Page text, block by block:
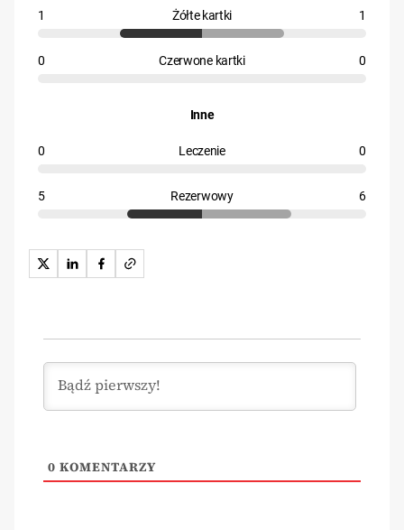
1 Żółte kartki 1
0 Czerwone kartki 0
Inne
0 Leczenie 0
5 Rezerwowy 6
0 KOMENTARZY